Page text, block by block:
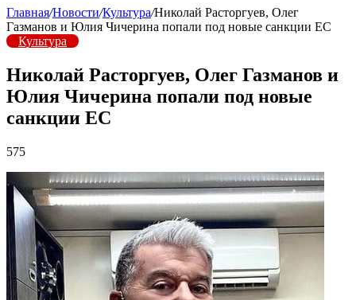
Главная/Новости/Культура/Николай Расторгуев, Олег
Газманов и Юлия Чичерина попали под новые санкции ЕС
Культура
Николай Расторгуев, Олег Газманов и
Юлия Чичерина попали под новые
санкции ЕС
575